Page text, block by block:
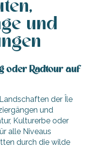
Freizeit
und
oder Radtour auf
der Île
und
Kulturerbe oder
alle Niveaus
durch die wilde